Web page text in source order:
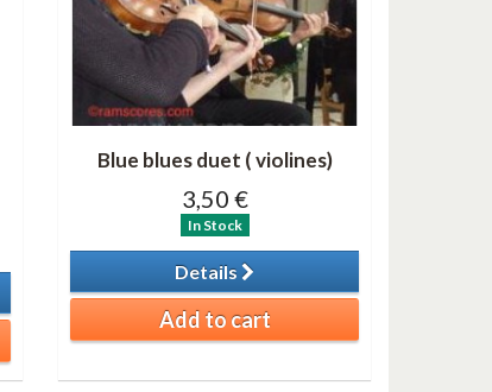
Blue blues duet ( violines)
3,50 €
In Stock
Details
Add to cart